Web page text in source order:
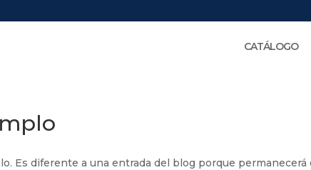
CATÁLOGO
Es diferente a una entrada del blog porque permanecerá